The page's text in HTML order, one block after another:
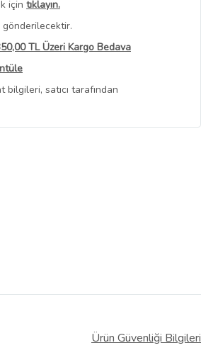
için tıklayın.
gönderilecektir.
TL Üzeri Kargo Bedava
satıcı tarafından
Ürün Güvenliği Bilgileri